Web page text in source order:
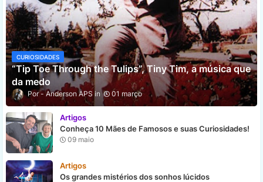
CURIOSIDADES
“Tip Toe Through the Tulips”, Tiny Tim, a música que
da medo
Anderson APS 01 março
Artigos
Conheça 10 Mães de Famosos e suas Curiosidades!
09 maio
Artigos
Os grandes mistérios dos sonhos lúcidos